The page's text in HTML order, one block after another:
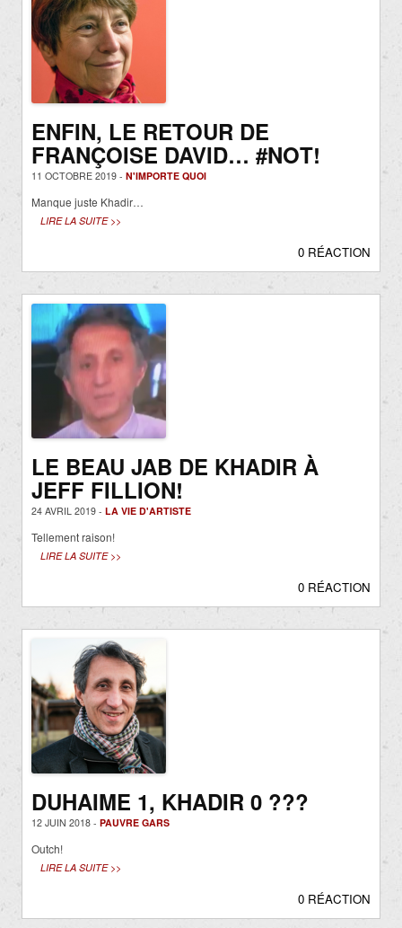
ENFIN, LE RETOUR DE
FRANÇOISE DAVID… #NOT!
11 OCTOBRE 2019 - N'IMPORTE QUOI
Manque juste Khadir…
LIRE LA SUITE >>
0 RÉACTION
LE BEAU JAB DE KHADIR À
JEFF FILLION!
24 AVRIL 2019 - LA VIE D'ARTISTE
Tellement raison!
LIRE LA SUITE >>
0 RÉACTION
DUHAIME 1, KHADIR 0 ???
12 JUIN 2018 - PAUVRE GARS
Outch!
LIRE LA SUITE >>
0 RÉACTION